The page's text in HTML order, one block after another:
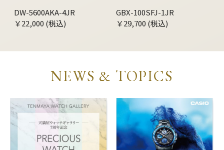
DW-5600AKA-4JR
￥22,000 (税込)
GBX-100SFJ-1JR
￥29,700 (税込)
NEWS & TOPICS